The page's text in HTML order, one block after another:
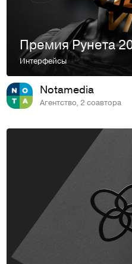
Премия Рунета
Интерфейсы
Notamedia
Агентство, 2 соавтора